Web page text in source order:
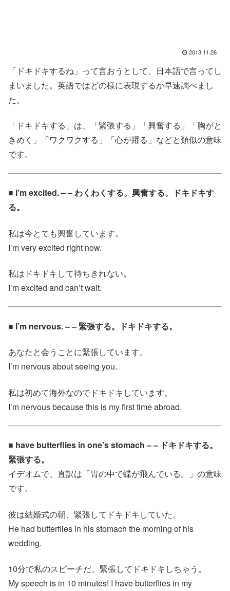
2013.11.26
「ドキドキするね」って言おうとして、日本語で言ってし
まいました。英語ではどの様に表現するか早速調べまし
た。
「ドキドキする」は、「緊張する」「興奮する」「胸がと
きめく」「ワクワクする」「心が躍る」などと類似の意味
です。
■ I’m excited. – – わくわくする。興奮する。ドキドキす
る。
私は今とても興奮しています。
I’m very excited right now.
私はドキドキして待ちきれない。
I’m excited and can’t wait.
■ I’m nervous. – – 緊張する。ドキドキする。
あなたと会うことに緊張しています。
I’m nervous about seeing you.
私は初めて海外なのでドキドキしています。
I’m nervous because this is my first time abroad.
■ have butterflies in one’s stomach – – ドキドキする。
緊張する。
イデオムで、直訳は「胃の中で蝶が飛んでいる。」の意味
です。
彼は結婚式の朝、緊張してドキドキしていた。
He had butterflies in his stomach the morning of his
wedding.
10分で私のスピーチだ、緊張してドキドキしちゃう。
My speech is in 10 minutes! I have butterflies in my